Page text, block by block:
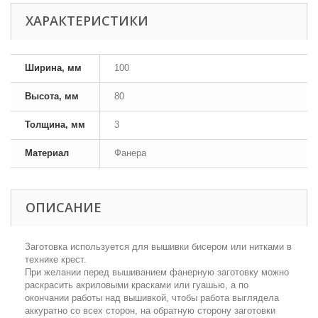
ХАРАКТЕРИСТИКИ
Ширина, мм 100
Высота, мм 80
Толщина, мм 3
Материал Фанера
ОПИСАНИЕ
Заготовка используется для вышивки бисером или нитками в
технике крест.
При желании перед вышиванием фанерную заготовку можно
раскрасить акриловыми красками или гуашью, а по
окончании работы над вышивкой, чтобы работа выглядела
аккуратно со всех сторон, на обратную сторону заготовки